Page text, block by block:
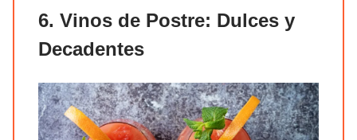
6. Vinos de Postre: Dulces y
Decadentes